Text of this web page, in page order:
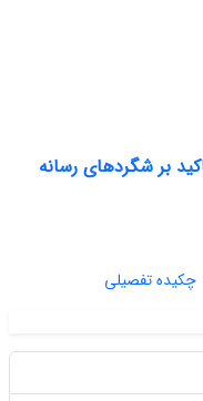
بر شگردهای رسانه
چکیده تفصیلی